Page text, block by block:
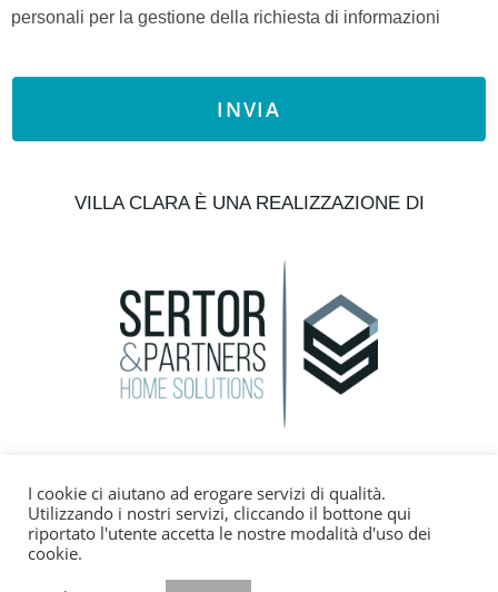
personali per la gestione della richiesta di informazioni
INVIA
VILLA CLARA È UNA REALIZZAZIONE DI
info@gavioimmobiliare.it
I cookie ci aiutano ad erogare servizi di qualità.
Utilizzando i nostri servizi, cliccando il bottone qui
riportato l'utente accetta le nostre modalità d'uso dei
cookie.